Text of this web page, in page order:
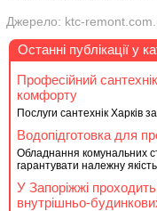
Джерело: ktc-
Останні публікації у
Професійний
комфорту
Послуги сантехнік Харків
Водопідготовка для
Обладнання комунальних
гарантувати належну
У Запоріжжі проходить
внутрішньо-